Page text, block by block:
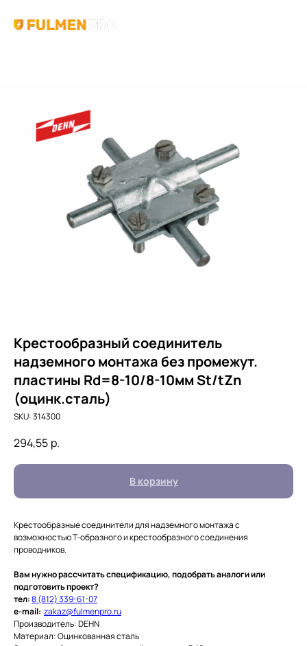
Крестообразный соединитель
надземного монтажа без промежут.
пластины Rd=8-10/8-10мм St/tZn
(оцинк.сталь)
SKU:314300
294,55 р.
В корзину
Крестообразные соединители для надземного монтажа с
возможностью Т-образного и крестообразного соединения
проводников.
Вам нужно рассчитать спецификацию, подобрать аналоги или
подготовить проект?
тел:8 (812) 339-61-07
e-mail: zakaz@fulmenpro.ru
Производитель: DEHN
Материал: Оцинкованная сталь